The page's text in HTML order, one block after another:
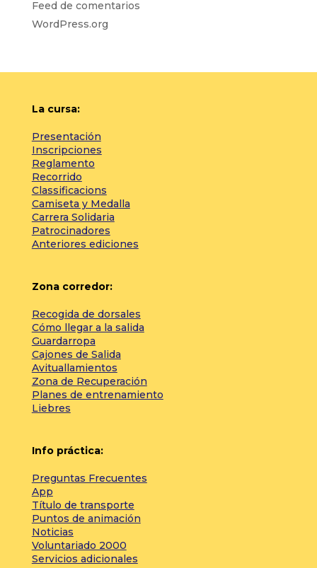
Feed de comentarios
WordPress.org
La cursa:
Presentación
Inscripciones
Reglamento
Recorrido
Classificacions
Camiseta y Medalla
Carrera Solidaria
Patrocinadores
Anteriores ediciones
Zona corredor:
Recogida de dorsales
Cómo llegar a la salida
Guardarropa
Cajones de Salida
Avituallamientos
Zona de Recuperación
Planes de entrenamiento
Liebres
Info práctica:
Preguntas Frecuentes
App
Título de transporte
Puntos de animación
Noticias
Voluntariado 2000
Servicios adicionales